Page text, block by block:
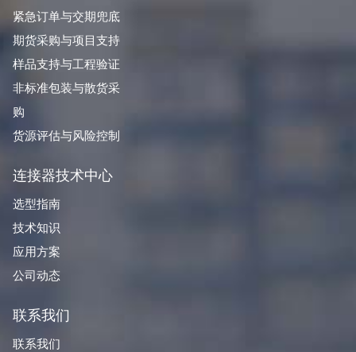
紧急订单与交期兜底
期货采购与项目支持
样品支持与工程验证
非标准包装与散货采
购
货源评估与风险控制
连接器技术中心
选型指南
技术知识
应用方案
公司动态
联系我们
联系我们